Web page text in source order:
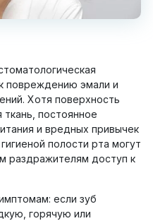
повреждению эмали и
Хотя поверхность
постоянное
и вредных привычек
полости рта могут
раздражителям доступ к
если зуб
горячую или